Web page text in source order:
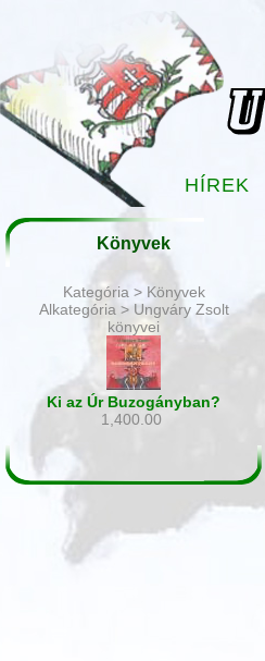
HÍREK
Könyvek
Kategória > Könyvek
Alkategória > Ungváry Zsolt
könyvei
Ki az Úr Buzogányban?
1,400.00